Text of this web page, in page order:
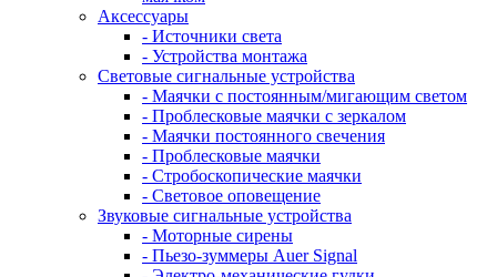
Аксессуары
- Источники света
- Устройства монтажа
Световые сигнальные устройства
- Маячки с постоянным/мигающим светом
- Проблесковые маячки с зеркалом
- Маячки постоянного свечения
- Проблесковые маячки
- Стробоскопические маячки
- Световое оповещение
Звуковые сигнальные устройства
- Моторные сирены
- Пьезо-зуммеры Auer Signal